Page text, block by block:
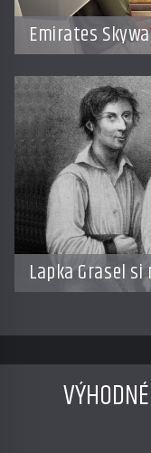
Emirates
Hennessy
světa
Lapka Grasel